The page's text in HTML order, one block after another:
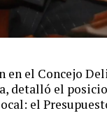
en el Concejo
detalló el
el